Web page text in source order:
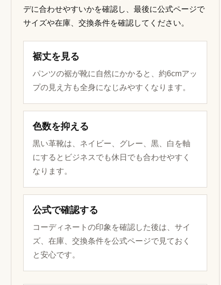
デに合わせやすいかを確認し、最後に公式ページで
サイズや在庫、交換条件を確認してください。
裾丈を見る
パンツの裾が靴に自然にかかると、約6cmアッ
プの見え方も全身になじみやすくなります。
色数を抑える
黒い革靴は、ネイビー、グレー、黒、白を軸
にするとビジネスでも休日でも合わせやすく
なります。
公式で確認する
コーディネートの印象を確認した後は、サイ
ズ、在庫、交換条件を公式ページで見ておく
と安心です。